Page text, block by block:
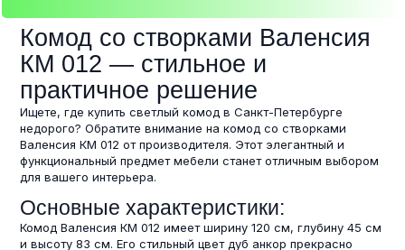
Комод со створками Валенсия
КМ 012 — стильное и
практичное решение
Ищете, где купить светлый комод в Санкт-Петербурге
недорого? Обратите внимание на комод со створками
Валенсия КМ 012 от производителя. Этот элегантный и
функциональный предмет мебели станет отличным выбором
для вашего интерьера.
Основные характеристики:
Комод Валенсия КМ 012 имеет ширину 120 см, глубину 45 см
и высоту 83 см. Его стильный цвет дуб анкор прекрасно